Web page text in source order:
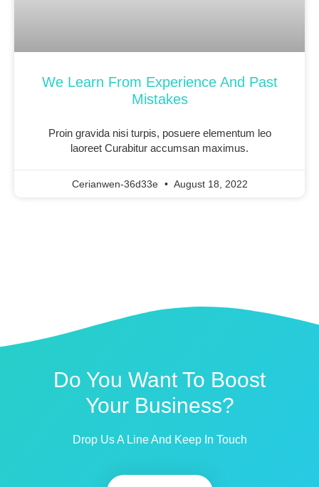
We Learn From Experience And Past
Mistakes
Proin gravida nisi turpis, posuere elementum leo
laoreet Curabitur accumsan maximus.
Cerianwen-36d33e August 18, 2022
Do You Want To Boost
Your Business?
Drop Us A Line And Keep In Touch